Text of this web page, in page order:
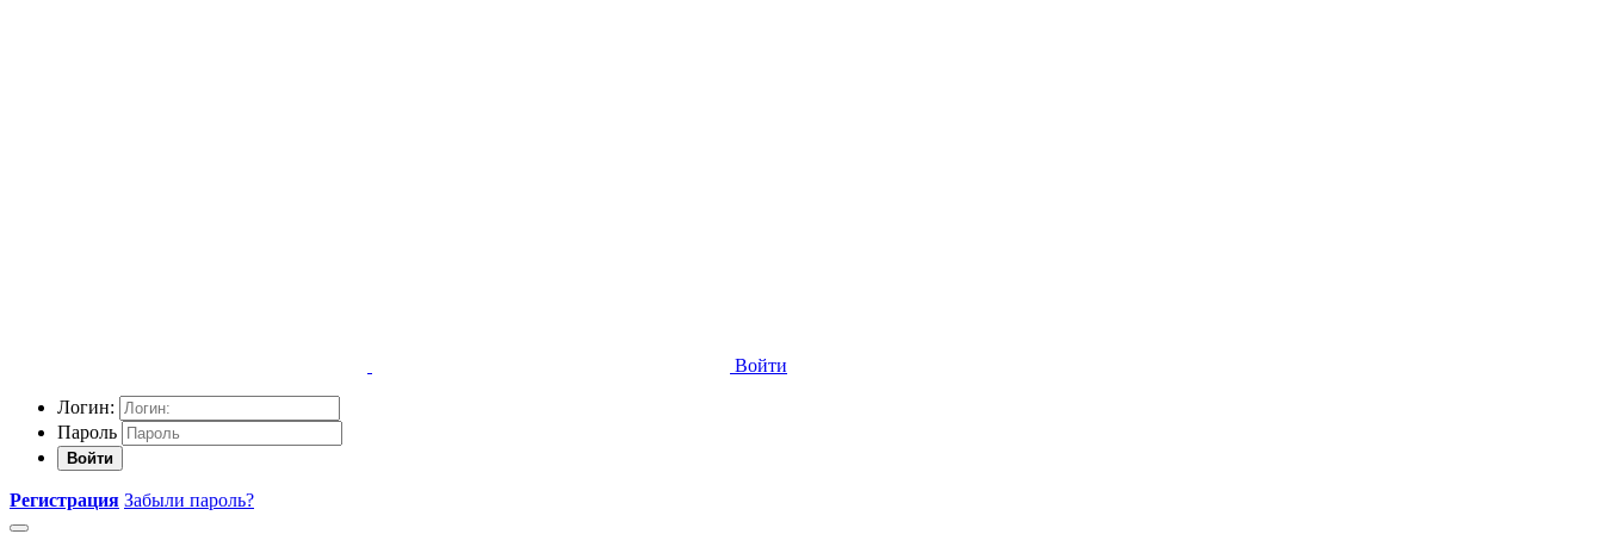
Войти
Логин:
Пароль
Войти
Регистрация Забыли пароль?